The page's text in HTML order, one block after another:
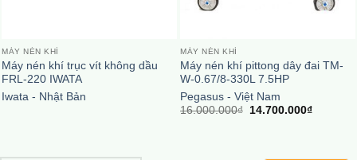
MÁY NÉN KHÍ
Máy nén khí trục vít không dầu
FRL-220 IWATA
Iwata - Nhật Bản
MÁY NÉN KHÍ
Máy nén khí pittong dây đai TM-
W-0.67/8-330L 7.5HP
Pegasus - Việt Nam
16.000.000₫ Giá
14.700.000₫Giá